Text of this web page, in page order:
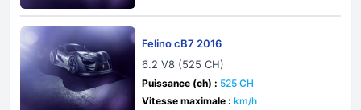
Felino cB7 2016
6.2 V8 (525 CH)
Puissance (ch) : 525 CH
Vitesse maximale : km/h